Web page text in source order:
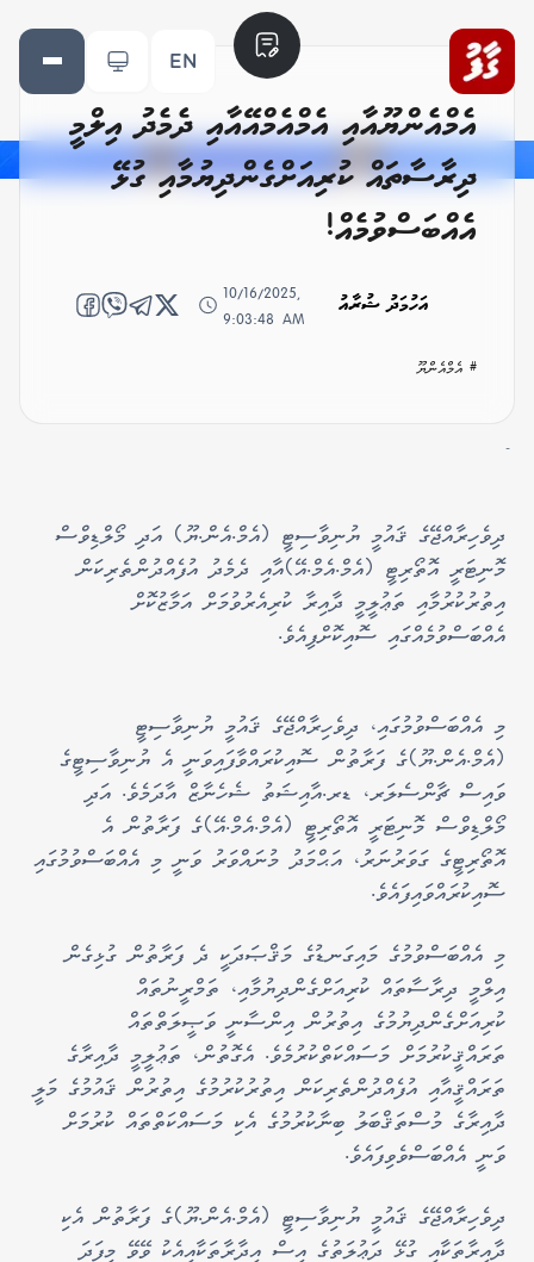
EN
އެމްއެންޔޫއާއި އެމްއެމްއޭއާއި ދެމެދު އިލްމީ
ދިރާސާތައް ކުރިއަށްގެންދިޔުމާއި ގުޅޭ
އެއްބަސްވުމެއް!
އަހުމަދު ޝުރާއު
10/16/2025,
9:03:48 AM
# އެމްއެންޔޫ
-
ދިވެހިރާއްޖޭގެ ޤައުމީ ޔުނިވާސިޓީ (އެމް.އެން.ޔޫ) އަދި މޯލްޑިވްސް
މޮނިޓަރީ އޮތޯރިޓީ (އެމް.އެމް.އޭ)އާއި ދެމެދު އުފެއްދުންތެރިކަން
އިތުރުކުރުމާއި ތަޢުލީމީ ދާއިރާ ކުރިއެރުވުމަށް އަމާޒުކޮށް
އެއްބަސްވުމެއްގައި ސޮއިކޮށްފިއެވެ.
މި އެއްބަސްވުމުގައި، ދިވެހިރާއްޖޭގެ ޤައުމީ ޔުނިވާސިޓީ
(އެމް.އެން.ޔޫ)ގެ ފަރާތުން ސޮއިކުރައްވާފައިވަނީ އެ ޔުނިވާސިޓީގެ
ވައިސް ޗާންސެލަރ، ޑރ.އާއިޝަތު ޝެހެނާޒް އާދަމެވެ. އަދި
މޯލްޑިވްސް މޮނިޓަރީ އޮތޯރިޓީ (އެމް.އެމް.އޭ)ގެ ފަރާތުން އެ
އޮތޯރިޓީގެ ގަވަރުނަރު، އަޙްމަދު މުނައްވަރު ވަނީ މި އެއްބަސްވުމުގައި
ސޮއިކުރައްވައިފައެވެ.
މި އެއްބަސްވުމުގެ މައިގަނޑުގެ މަޤްޞަދަކީ ދެ ފަރާތުން ގުޅިގެން
އިލްމީ ދިރާސާތައް ކުރިއަށްގެންދިޔުމާއި، ތަމްރީނުތައް
ކުރިއަށްގެންދިޔުމުގެ އިތުރުން އިންސާނީ ވަޞީލަތްތައް
ތަރައްޤީކުރުމަށް މަސައްކަތްކުރުމެވެ. އެގޮތުން، ތަޢުލީމީ ދާއިރާގެ
ތަރައްޤީއާއި އުފެއްދުންތެރިކަން އިތުރުކުރުމުގެ އިތުރުން ޤައުމުގެ މަލީ
ދާއިރާގެ މުސްތަޤްބަލު ބިނާކުރުމުގެ އެކި މަސައްކަތްތައް ކުރުމަށް
ވަނީ އެއްބަސްވެވިފައެވެ.
ދިވެހިރާއްޖޭގެ ޤައުމީ ޔުނިވާސިޓީ (އެމް.އެން.ޔޫ)ގެ ފަރާތުން އެކި
ދާއިރާތަކާއި ގުޅޭ ދަޢުލަތުގެ އިސް އިދާރާތަކާއިއެކު ވޭވޭ މިފަދަ